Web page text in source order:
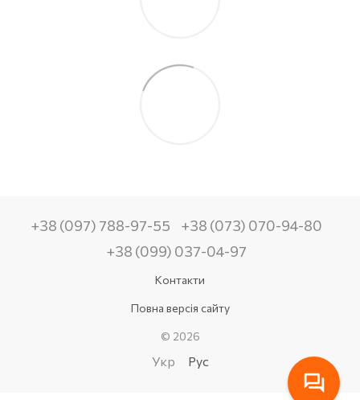
+38 (097) 788-97-55
+38 (073) 070-94-80
+38 (099) 037-04-97
Контакти
Повна версія сайту
© 2026
Укр Рус